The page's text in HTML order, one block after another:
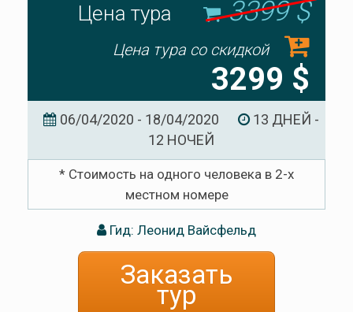
Цена тура 3399 $
Цена тура со скидкой
3299 $
06/04/2020 - 18/04/2020
13 ДНЕЙ -
12 НОЧЕЙ
* Стоимость на одного человека в 2-х
местном номере
Гид: Леонид Вайсфельд
Заказать
тур